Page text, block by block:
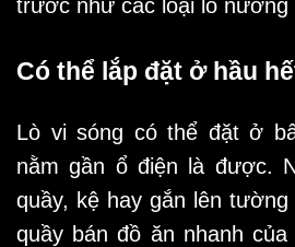
trước như các loại lò nướng
Có thể lắp đặt ở hầu
Lò vi sóng có thể đặt ở
nằm gần ổ điện là được.
quầy, kệ hay gắn lên
quầy bán đồ ăn nhanh